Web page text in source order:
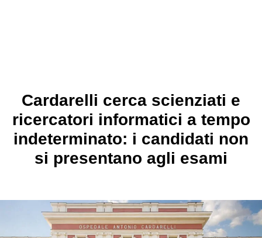
Cardarelli cerca scienziati e
ricercatori informatici a tempo
indeterminato: i candidati non
si presentano agli esami